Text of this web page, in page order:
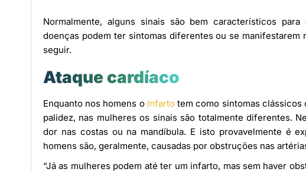
Normalmente, alguns sinais são bem característicos
doenças podem ter sintomas diferentes ou se
seguir.
Ataque cardíaco
Enquanto nos homens o infartotem como sintomas clássicos
palidez, nas mulheres os sinais são totalmente diferentes.
dor nas costas ou na mandíbula. E isto provavelmente é
homens são, geralmente, causadas por obstruções nas
“Já as mulheres podem até ter um infarto, mas sem haver